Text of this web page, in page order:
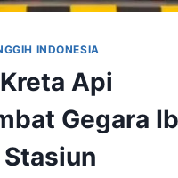
INDONESIA
Api
Gegara